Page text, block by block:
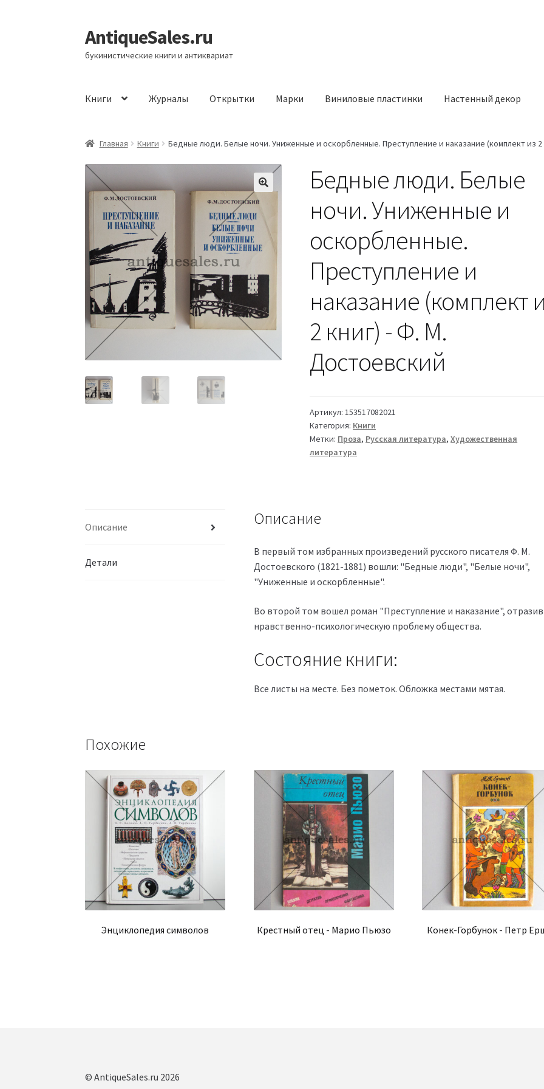
Перейти
к
навигации
Перейти
к
содержимому
AntiqueSales.ru
букинистические книги и антиквариат
Книги Журналы Открытки Марки Виниловые пластинки Настенный декор
ГлавнаяГлавная Книги Бедные люди. Белые ночи. Униженные и оскорбленные. Преступление и наказание (комплект из
Бедные люди. Белые
ночи. Униженные и
оскорбленные.
Преступление и
наказание (комплект
2 книг) - Ф. М.
Достоевский
Артикул:153517082021
Категория: Книги
Метки: Проза, Русская литература,Художественная
литература
Описание
Детали
Описание
В первый том избранных произведений русского писателя Ф. М.
Достоевского (1821-1881) вошли: "Бедные люди", "Белые ночи",
"Униженные и оскорбленные".
Во второй том вошел роман "Преступление и наказание",
нравственно-психологическую проблему общества.
Состояние книги:
Все листы на месте. Без пометок. Обложка местами мятая.
Похожие
Энциклопедия символов Крестный отец - Марио Пьюзо Конек-Горбунок - Петр
© AntiqueSales.ru 2026